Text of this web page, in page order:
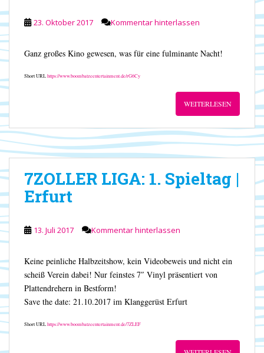
23. Oktober 2017 Kommentar hinterlassen
Ganz großes Kino gewesen, was für eine fulminante Nacht!
Short URLhttps://www.boombatzeentertainment.de/rG6Cy
WEITERLESEN
7ZOLLER LIGA: 1. Spieltag |
Erfurt
13. Juli 2017 Kommentar hinterlassen
Keine peinliche Halbzeitshow, kein Videobeweis und nicht ein
scheiß Verein dabei! Nur feinstes 7″ Vinyl präsentiert von
Plattendrehern in Bestform!
Save the date: 21.10.2017 im Klanggerüst Erfurt
Short URLhttps://www.boombatzeentertainment.de/7ZLEF